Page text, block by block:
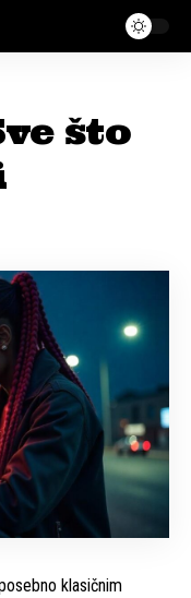
što
klasičnim